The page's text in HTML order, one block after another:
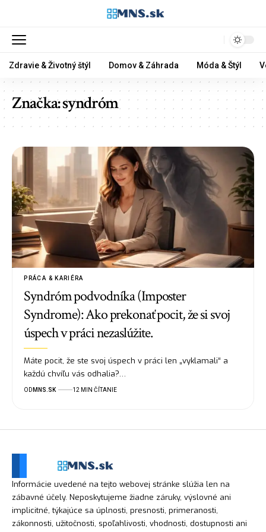
Zdravie & Životný štýl Domov & Záhrada Móda & Štýl
Značka:syndróm
PRÁCA & KARIÉRA
Syndróm podvodníka (Imposter
Syndrome): Ako prekonať pocit, že si svoj
úspech v práci nezaslúžite.
Máte pocit, že ste svoj úspech v práci len „vyklamali“ a
každú chvíľu vás odhalia?…
OD MNS.SK 12 MIN ČÍTANIE
Informácie uvedené na tejto webovej stránke slúžia len na
zábavné účely. Neposkytujeme žiadne záruky, výslovné ani
implicitné, týkajúce sa úplnosti, presnosti, primeranosti,
zákonnosti, užitočnosti, spoľahlivosti, vhodnosti, dostupnosti ani